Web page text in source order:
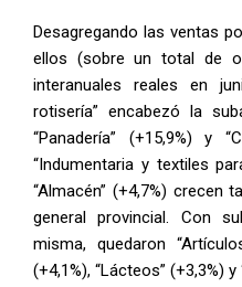
Desagregando las ventas
ellos (sobre un total de
interanuales reales en
rotisería” encabezó la
“Panadería” (+15,9%) y
“Indumentaria y textiles
“Almacén” (+4,7%) crecen
general provincial. Con
misma, quedaron
(+4,1%), “Lácteos” (+3,3%) y